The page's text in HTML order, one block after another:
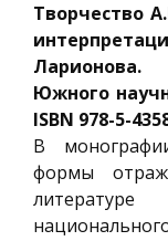
Творчество
Южного
ISBN 978-5-
В
формы